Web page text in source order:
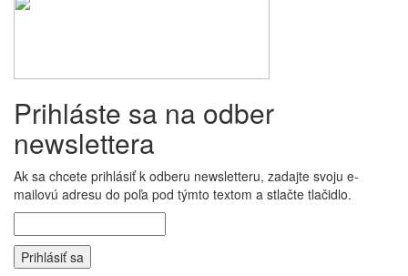
Prihláste sa na odber
newslettera
Ak sa chcete prihlásiť k odberu newsletteru, zadajte svoju e-
mailovú adresu do poľa pod týmto textom a stlačte tlačidlo.